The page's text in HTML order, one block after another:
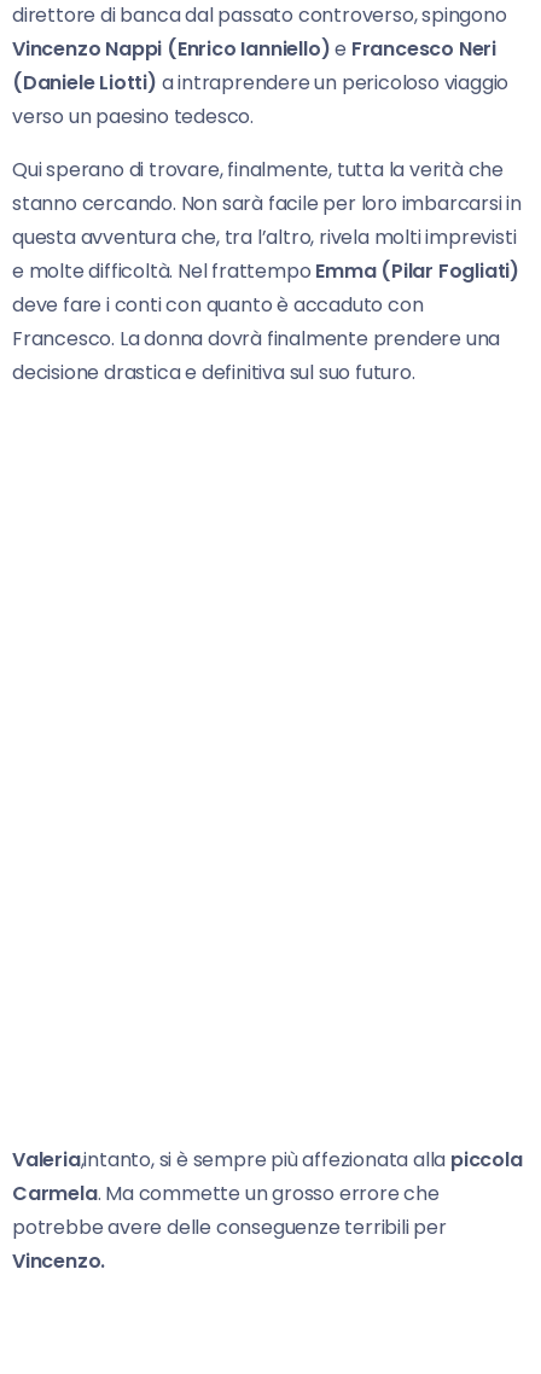
direttore di banca dal passato controverso, spingono
Vincenzo Nappi (Enrico Ianniello)e Francesco Neri
(Daniele Liotti) a intraprendere un pericoloso viaggio
verso un paesino tedesco.
Qui sperano di trovare, finalmente, tutta la verità che
stanno cercando. Non sarà facile per loro imbarcarsi in
questa avventura che, tra l’altro, rivela molti imprevisti
e molte difficoltà. Nel frattempo Emma (Pilar Fogliati)
deve fare i conti con quanto è accaduto con
Francesco. La donna dovrà finalmente prendere una
decisione drastica e definitiva sul suo futuro.
Valeria,intanto, si è sempre più affezionata alla piccola
Carmela. Ma commette un grosso errore che
potrebbe avere delle conseguenze terribili per
Vincenzo.